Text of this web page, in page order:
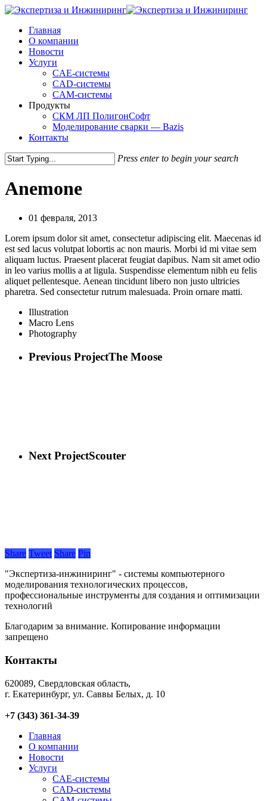
Skip
main
content
Menu
Главная
О компании
Новости
Услуги
CAE-системы
CAD-системы
CAM-системы
Продукты
СКМ ЛП ПолигонСофт
Моделирование сварки — Bazis
Контакты
Press enter to begin your search
Search
Anemone
01 февраля, 2013
Lorem ipsum dolor sit amet, consectetur adipiscing elit. Maecenas id
est sed lacus volutpat lobortis ac non mauris. Morbi id mi vitae sem
aliquam luctus. Praesent placerat feugiat dapibus. Nam sit amet odio
in leo varius mollis a at ligula. Suspendisse elementum nibh eu felis
aliquet pellentesque. Aenean tincidunt libero non justo ultricies
pharetra. Sed consectetur rutrum malesuada. Proin ornare matti.
Illustration
Macro Lens
Photography
Previous ProjectThe Moose
Next ProjectScouter
Share Tweet Share Pin
"Экспертиза-инжиниринг" - системы компьютерного
моделирования технологических процессов,
профессиональные инструменты для создания и оптимизации
технологий
Благодарим за внимание. Копирование информации
запрещено
Контакты
620089, Свердловская область,
г. Екатеринбург, ул. Саввы Белых, д. 10
+7 (343) 361-34-39
Главная
О компании
Новости
Услуги
CAE-системы
CAD-системы